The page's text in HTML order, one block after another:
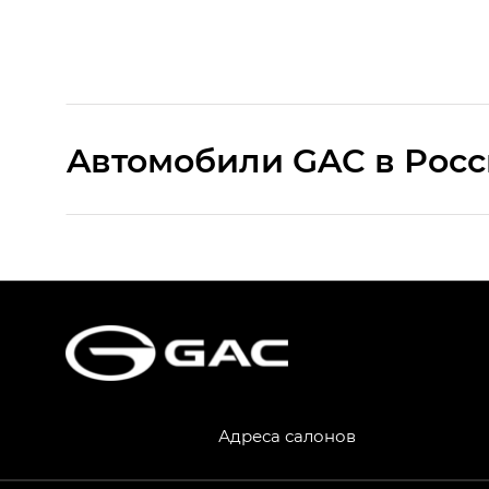
Aвтомобили GAC в
HYPTEC HT — Хайптек Эйч Ти (HYPTEC
Адреса салонов